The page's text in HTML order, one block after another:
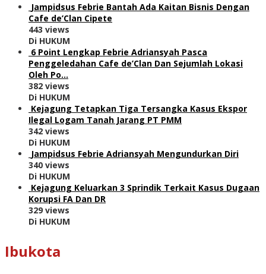
Jampidsus Febrie Bantah Ada Kaitan Bisnis Dengan
Cafe de’Clan Cipete
443 views
Di HUKUM
6 Point Lengkap Febrie Adriansyah Pasca
Penggeledahan Cafe de’Clan Dan Sejumlah Lokasi
Oleh Po…
382 views
Di HUKUM
Kejagung Tetapkan Tiga Tersangka Kasus Ekspor
Ilegal Logam Tanah Jarang PT PMM
342 views
Di HUKUM
Jampidsus Febrie Adriansyah Mengundurkan Diri
340 views
Di HUKUM
Kejagung Keluarkan 3 Sprindik Terkait Kasus Dugaan
Korupsi FA Dan DR
329 views
Di HUKUM
Ibukota